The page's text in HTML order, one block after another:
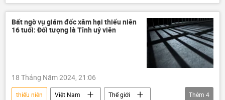
Báo chí thế giới
Châu Âu Internet
Bất ngờ vụ giám đốc xâm hại thiếu niên
16 tuổi: Đối tượng là Tỉnh uỷ viên
18 Tháng Năm 2024, 21:06
thiếu niên Việt Nam
Thế giới
Thêm 4